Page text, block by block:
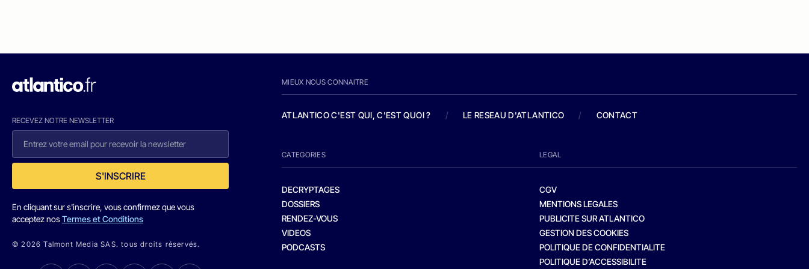
RECEVEZ NOTRE NEWSLETTER
S'INSCRIRE
En cliquant sur s'inscrire, vous confirmez que vous
acceptez nosTermes et Conditions
© 2026 Talmont Media SAS. tous droits réservés.
MIEUX NOUS CONNAITRE
ATLANTICO C'EST QUI, C'EST QUOI ? / LE RESEAU D'ATLANTICO / CONTACT
CATEGORIES
DECRYPTAGES
DOSSIERS
RENDEZ-VOUS
VIDEOS
PODCASTS
LEGAL
CGV
MENTIONS LEGALES
PUBLICITE SUR ATLANTICO
GESTION DES COOKIES
POLITIQUE DE CONFIDENTIALITE
POLITIQUE D’ACCESSIBILITE